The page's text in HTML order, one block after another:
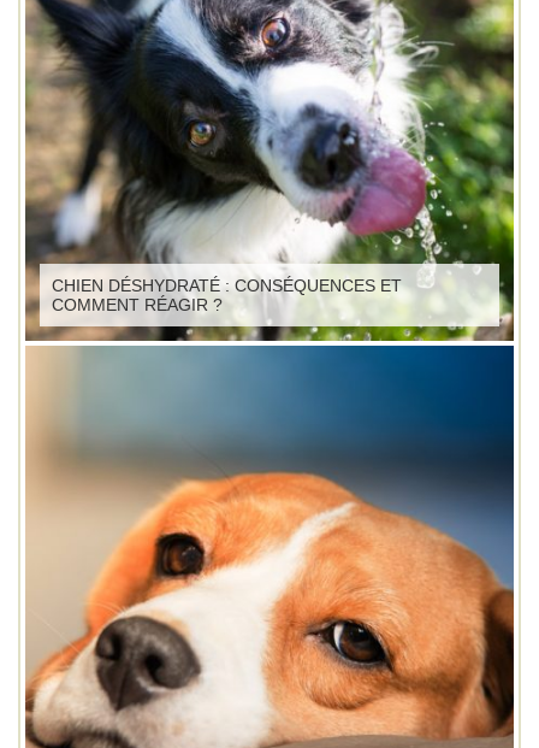
CHIEN DÉSHYDRATÉ : CONSÉQUENCES ET
COMMENT RÉAGIR ?